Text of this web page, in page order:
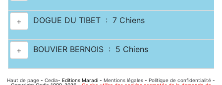
+ DOGUE DU TIBET : 7 Chiens
+ BOUVIER BERNOIS : 5 Chiens
Haut de page - Cedia- Editions Maradi - Mentions légales - Politique de confidentialité -